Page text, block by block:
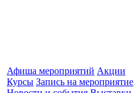
Афиша мероприятий Акции
Курсы Запись на мероприятие